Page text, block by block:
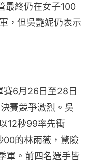
最終仍在女子100
，但吳艷妮仍表示
賽6月26日至28日
賽競爭激烈。吳
12秒99率先衝
00的林雨薇，驚險
軍。前四名選手皆